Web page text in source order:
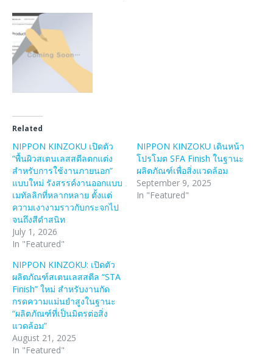
Related
NIPPON KINZOKU เปิดตัว
“พื้นผิวสเตนเลสสตีลตกแต่ง
สำหรับการใช้งานภายนอก”
แบบใหม่ รังสรรค์งานออกแบบ
เมทัลลิกที่หลากหลาย ตั้งแต่
ความเงางามราวกับกระจกไป
จนถึงสีดำสนิท
July 1, 2026
In "Featured"
NIPPON KINZOKU เดินหน้า
โปรโมต SFA Finish ในฐานะ
ผลิตภัณฑ์เพื่อสิ่งแวดล้อม
September 9, 2025
In "Featured"
NIPPON KINZOKU: เปิดตัว
ผลิตภัณฑ์สเตนเลสสตีล “STA
Finish” ใหม่ สำหรับงานกัด
กรดความแม่นยำสูงในฐานะ
“ผลิตภัณฑ์ที่เป็นมิตรต่อสิ่ง
แวดล้อม”
August 21, 2025
In "Featured"